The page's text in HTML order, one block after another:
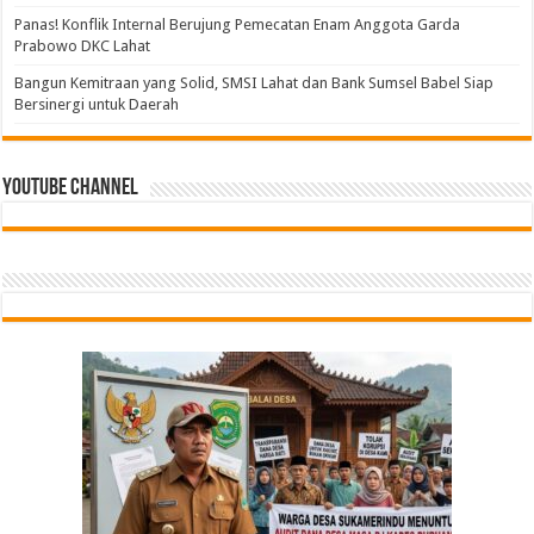
Panas! Konflik Internal Berujung Pemecatan Enam Anggota Garda
Prabowo DKC Lahat
Bangun Kemitraan yang Solid, SMSI Lahat dan Bank Sumsel Babel Siap
Bersinergi untuk Daerah
Youtube Channel